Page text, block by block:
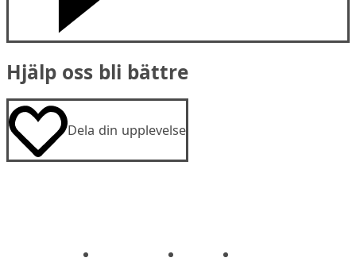
Hjälp oss bli bättre
Dela din upplevelse